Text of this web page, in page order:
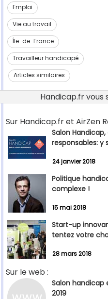
Emploi
Vie au travail
Île-de-France
Travailleur handicapé
Articles similaires
Handicap.fr vous
Sur Handicap.fr et AirZen
Salon
responsables: y
24 janvier 2018
Politique
complexe !
15 mai 2018
Start-up
tentez votre
28 mars 2018
Sur le web :
Salon handicap
2019